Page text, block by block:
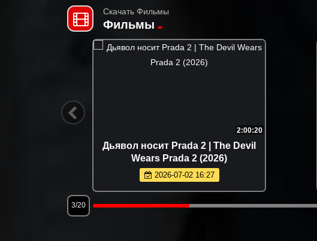
Скачать Фильмы
Фильмы
2:00:20
Дьявол носит Prada 2 | The Devil
Wears Prada 2 (2026)
2026-07-02 16:27
3/20